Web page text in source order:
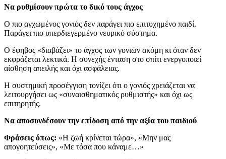
Να ρυθμίσουν πρώτα το δικό τους άγχος
Ο πιο αγχωμένος γονιός δεν παράγει πιο επιτυχημένο παιδί.
Παράγει πιο υπερδιεγερμένο νευρικό σύστημα.
Ο έφηβος «διαβάζει» το άγχος των γονιών ακόμη κι όταν δεν
εκφράζεται λεκτικά. Η συνεχής ένταση στο σπίτι ενεργοποιεί
αίσθηση απειλής και όχι ασφάλειας.
Η συστημική προσέγγιση τονίζει ότι ο γονιός χρειάζεται να
λειτουργήσει ως «συναισθηματικός ρυθμιστής» και όχι ως
επιτηρητής.
Να αποσυνδέσουν την επίδοση από την αξία του παιδιού
Φράσεις όπως: «Η ζωή κρίνεται τώρα», «Μην μας
απογοητεύσεις», «Με τόσα που κάναμε…»